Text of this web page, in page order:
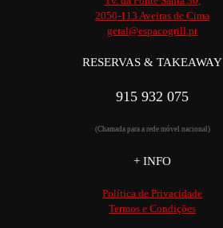
2050-113 Aveiras de Cima
geral@espacogrill.pt
RESERVAS & TAKEAWAY
915 932 075
(Chamada para a rede móvel nacional)
+ INFO
Política de Privacidade
Termos e Condições